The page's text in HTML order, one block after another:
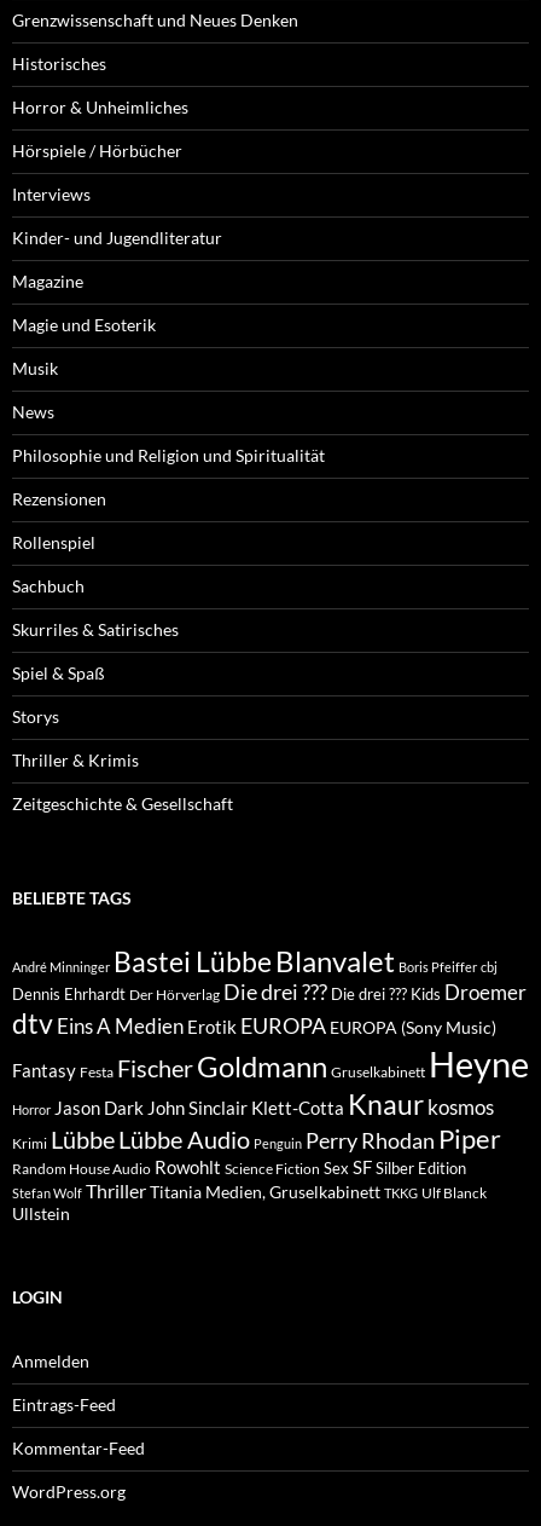
Grenzwissenschaft und Neues Denken
Historisches
Horror & Unheimliches
Hörspiele / Hörbücher
Interviews
Kinder- und Jugendliteratur
Magazine
Magie und Esoterik
Musik
News
Philosophie und Religion und Spiritualität
Rezensionen
Rollenspiel
Sachbuch
Skurriles & Satirisches
Spiel & Spaß
Storys
Thriller & Krimis
Zeitgeschichte & Gesellschaft
BELIEBTE TAGS
André Minninger Bastei Lübbe Blanvalet Boris Pfeiffer cbj
Dennis Ehrhardt Der Hörverlag Die drei ??? Die drei ??? Kids Droemer
dtvEins A Medien Erotik EUROPA EUROPA (Sony Music)
Fantasy Festa FischerGoldmann Gruselkabinett Heyne
Horror Jason Dark John Sinclair Klett-Cotta Knaur kosmos
Krimi LübbeLübbe Audio Penguin Perry Rhodan Piper
Random House Audio Rowohlt Science Fiction Sex SFSilber Edition
Stefan Wolf ThrillerTitania Medien, Gruselkabinett TKKG Ulf Blanck
Ullstein
LOGIN
Anmelden
Eintrags-Feed
Kommentar-Feed
WordPress.org